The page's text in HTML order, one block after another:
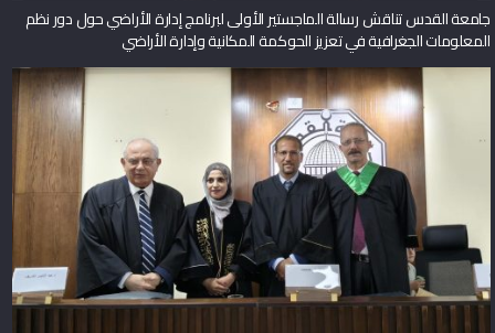
جامعة القدس تناقش رسالة الماجستير الأولى لبرنامج إدارة الأراضي حول دور نظم
المعلومات الجغرافية في تعزيز الحوكمة المكانية وإدارة الأراضي